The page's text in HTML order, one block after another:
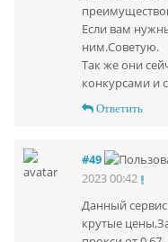
Если вам
ним.Советую.
Так же они
конкурсами и
Ответить
#49
2023 00:42
Данный
крутые